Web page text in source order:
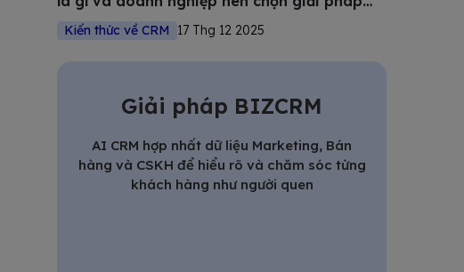
nào?
Kiến thức về CRM 17 Thg 12 2025
Giải pháp BIZCRM
AI CRM hợp nhất dữ liệu Marketing, Bán
hàng và CSKH để hiểu rõ và chăm sóc từng
khách hàng như người quen